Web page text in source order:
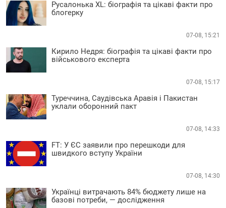
Русалонька XL: біографія та цікаві факти про
блогерку
07-08, 15:21
Кирило Недря: біографія та цікаві факти про
військового експерта
07-08, 15:17
Туреччина, Саудівська Аравія і Пакистан
уклали оборонний пакт
07-08, 14:33
FT: У ЄС заявили про перешкоди для
швидкого вступу України
07-08, 14:30
Українці витрачають 84% бюджету лише на
базові потреби, — дослідження